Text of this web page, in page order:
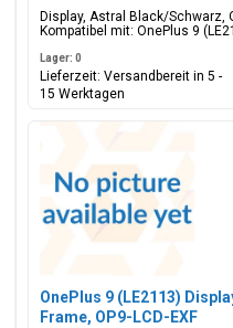
Display, Astral Black/Schwarz,
Kompatibel mit: OnePlus 9
Lager: 0
Lieferzeit: Versandbereit in 5 -
15 Werktagen
OnePlus 9 (LE2113)
Frame, OP9-LCD-EXF